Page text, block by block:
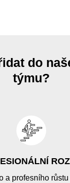
do
týmu?
a profesního